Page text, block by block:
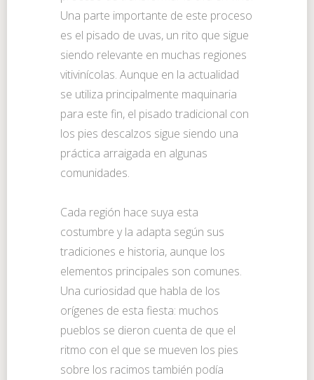
Una parte importante de este proceso
es el pisado de uvas, un rito que sigue
siendo relevante en muchas regiones
vitivinícolas. Aunque en la actualidad
se utiliza principalmente maquinaria
para este fin, el pisado tradicional con
los pies descalzos sigue siendo una
práctica arraigada en algunas
comunidades.
Cada región hace suya esta
costumbre y la adapta según sus
tradiciones e historia, aunque los
elementos principales son comunes.
Una curiosidad que habla de los
orígenes de esta fiesta: muchos
pueblos se dieron cuenta de que el
ritmo con el que se mueven los pies
sobre los racimos también podía